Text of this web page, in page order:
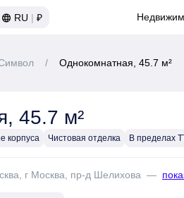
RU | ₽
/ Однокомнатная, 45.7 м²
45.7 м²
корпуса Чистовая отделка В пределах
г Москва, пр-д Шелихова —